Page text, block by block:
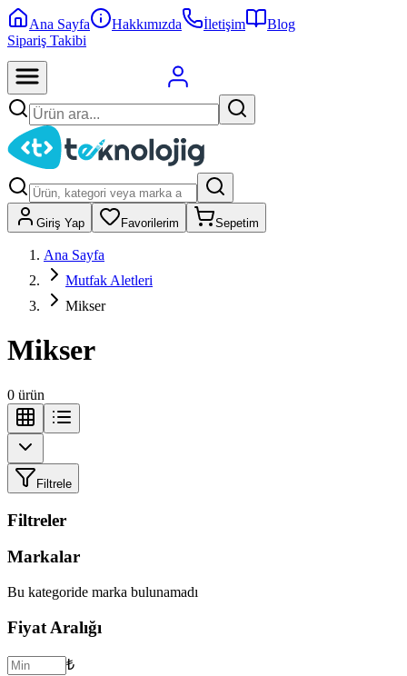
Ana Sayfa Hakkımızda İletişim
Blog
Sipariş Takibi
Giriş Yap Favorilerim Sepetim
Ana Sayfa
Mutfak Aletleri
Mikser
Mikser
0 ürün
Filtrele
Filtreler
Markalar
Bu kategoride marka bulunamadı
Fiyat Aralığı
₺